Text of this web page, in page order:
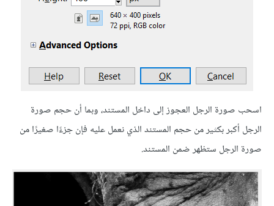
اسحب صورة الرجل العجوز إلى داخل المستند، وبما أن حجم صورة
الرجل أكبر بكثير من حجم المستند الذي نعمل عليه فإن جزءًا صغيرًا من
صورة الرجل ستظهر ضمن المستند.